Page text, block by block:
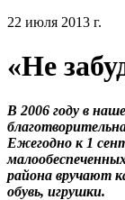
22 июля 2013 г.
«Не
В 2006 году в
Ежегодно к 1
района вручают
обувь, игрушки.